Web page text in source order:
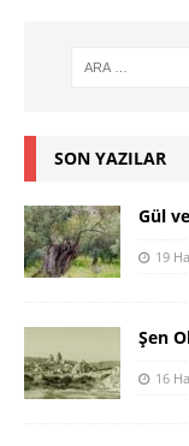
SON YAZILAR
Gül
19
Şen
16